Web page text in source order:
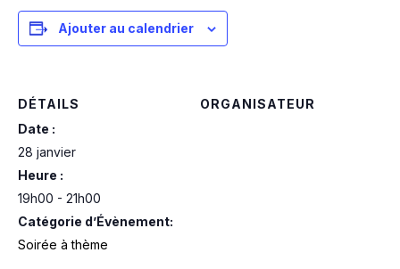
Ajouter au calendrier
DÉTAILS
Date :
28 janvier
Heure :
19h00 - 21h00
Catégorie d’Évènement:
Soirée à thème
ORGANISATEUR